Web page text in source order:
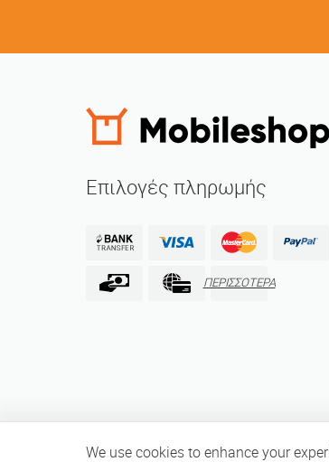
Επιλογές πληρωμής
ΠΕΡΙΣΣΟΤΕΡΑ
We use cookies to enhance your